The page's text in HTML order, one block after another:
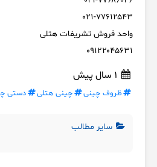
واحد فروش تشریفات هتلی
۰۹۱۲۲۰۴۵۶۳۱
ظروف چینی چینی هتلی دستی
سایر مطالب